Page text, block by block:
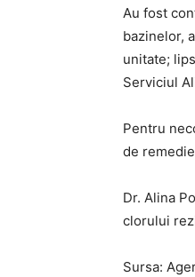
Au fost
bazinelor,
unitate;
Serviciul
Pentru
de
Dr. Alina
clorului
Sursa: